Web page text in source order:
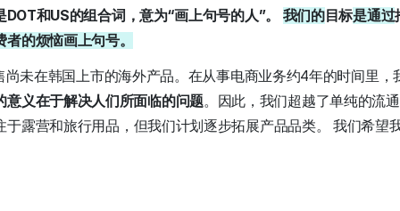
和US的组合词，意为“画上句号的人”。
我们的目标是通过
者的烦恼画上句号。
未在韩国上市的海外产品。在从事电商业务约4年的时间里，
意义在于解决人们所面临的问题。因此，我们超越了单纯的流
于露营和旅行用品，但我们计划逐步拓展产品品类。 我们希望